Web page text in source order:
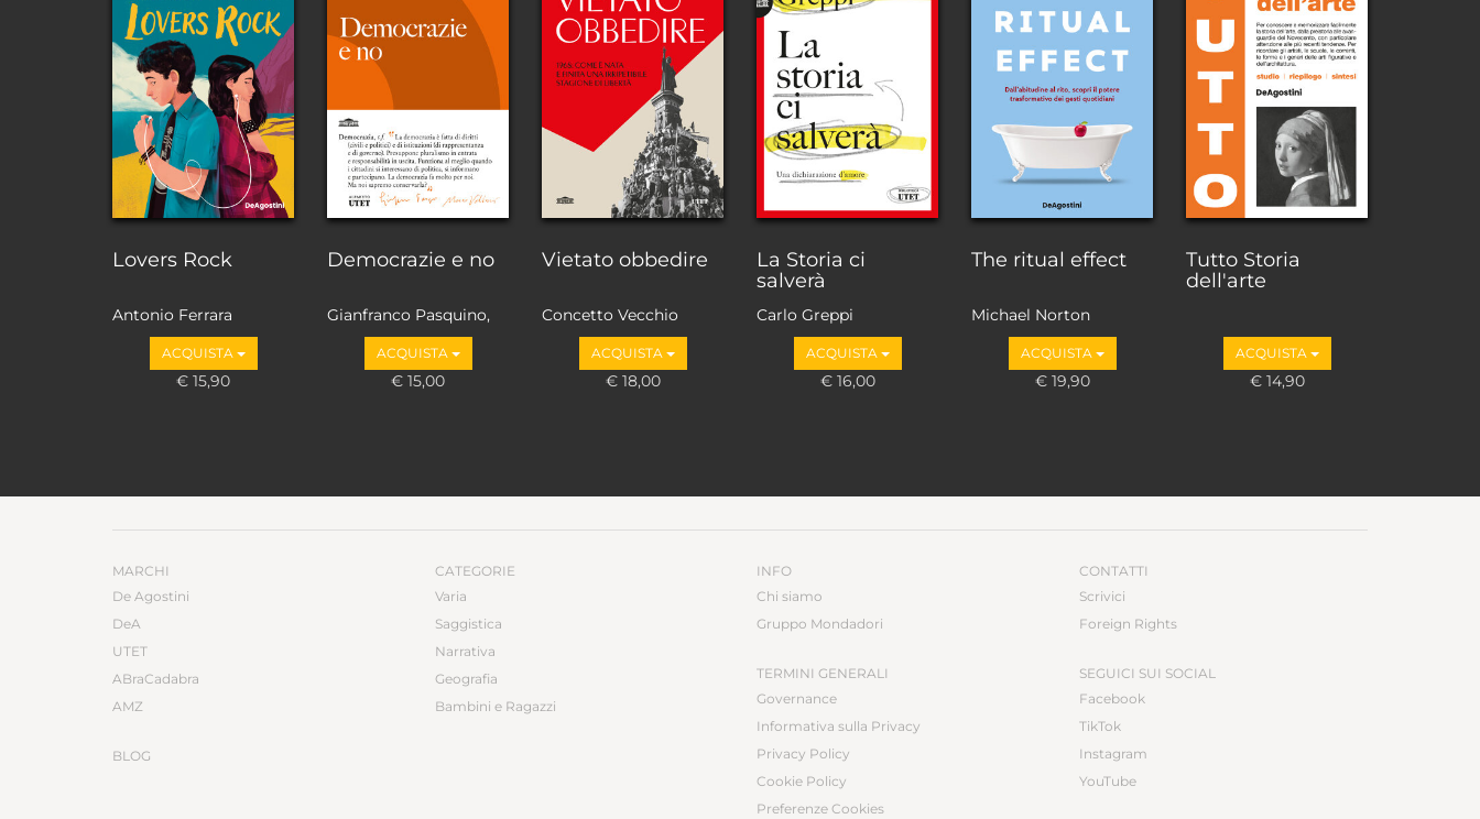
Lovers Rock
Antonio Ferrara
ACQUISTA
€ 15,90
Democrazie e no
Gianfranco Pasquino,
Marco Valbruzzi
ACQUISTA
€ 15,00
Vietato obbedire
Concetto Vecchio
ACQUISTA
€ 18,00
La Storia ci
salverà
Carlo Greppi
ACQUISTA
€ 16,00
The ritual effect
Michael Norton
ACQUISTA
€ 19,90
Tutto Storia
dell'arte
ACQUISTA
€ 14,90
MARCHI
De Agostini
DeA
UTET
ABraCadabra
AMZ
BLOG
CATEGORIE
Varia
Saggistica
Narrativa
Geografia
Bambini e Ragazzi
INFO
Chi siamo
Gruppo Mondadori
TERMINI GENERALI
Governance
Informativa sulla Privacy
Privacy Policy
Cookie Policy
Preferenze Cookies
CONTATTI
Scrivici
Foreign Rights
SEGUICI SUI SOCIAL
Facebook
TikTok
Instagram
YouTube